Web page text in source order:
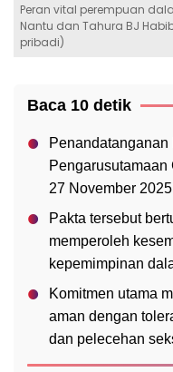
Peran vital perempuan
Nantu dan Tahura BJ
pribadi)
Baca 10 detik
Penandatanganan
27 November
Pakta tersebut
memperoleh
kepemimpinan
Komitmen utama
aman dengan
dan pelecehan